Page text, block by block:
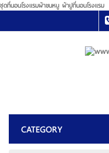
ชุดที่นอนโรงแรมผ้าขนหนู ผ้าปูที่นอนโรงแรม